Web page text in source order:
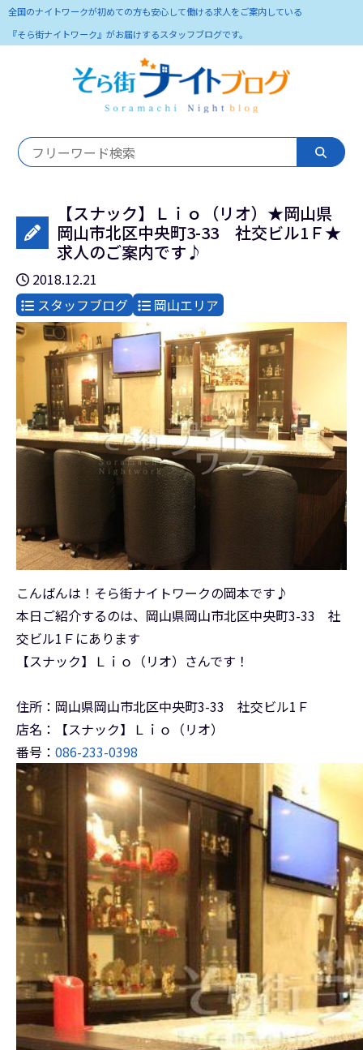
全国のナイトワークが初めての方も安心して働ける求人をご案内している
『そら街ナイトワーク』がお届けするスタッフブログです。
【スナック】Ｌｉｏ（リオ）★岡山県
岡山市北区中央町3-33 社交ビル1Ｆ★
求人のご案内です♪
2018.12.21
スタッフブログ
岡山エリア
こんばんは！そら街ナイトワークの岡本です♪
本日ご紹介するのは、岡山県岡山市北区中央町3-33 社
交ビル1Ｆにあります
【スナック】Ｌｉｏ（リオ）さんです！
住所：岡山県岡山市北区中央町3-33 社交ビル1Ｆ
店名：【スナック】Ｌｉｏ（リオ）
番号： 086-233-0398